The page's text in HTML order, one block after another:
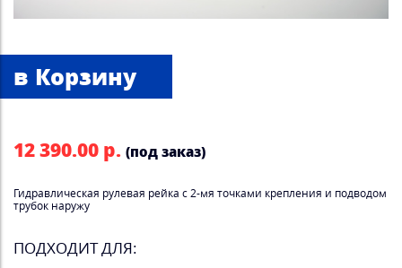
12 390.00 р. (под заказ)
Гидравлическая рулевая рейка с 2-мя точками крепления и подводом
трубок наружу
ПОДХОДИТ ДЛЯ: